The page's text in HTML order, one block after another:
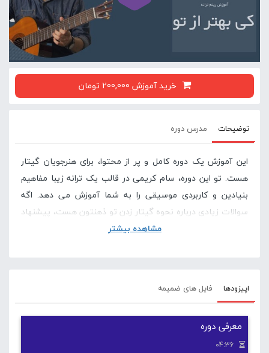
خرید آموزش 200,000 تومان
توضیحات مدرس دوره
این آموزش یک دوره کامل و پر از محتوا، برای هنرجویان گیتار
هست. تو این دوره، سام کریمی در قالب یک ترانه زیبا مفاهیم
بنیادین و کاربردی موسیقی را به شما آموزش می دهد. اگه
سوالات زیادی درباره نحوه گیتار زدن تو ذهنتون هست، پیشنهاد
می کنیم حتما این دوره رو با دقت مشاهده کنید چون با پایان
می کنیم دوره های پایه ای گیتار در سایت لامینور را
مشاهده کنید .
مشاهده بیشتر
اپیزودها فایل های ضمیمه
معرفی دوره